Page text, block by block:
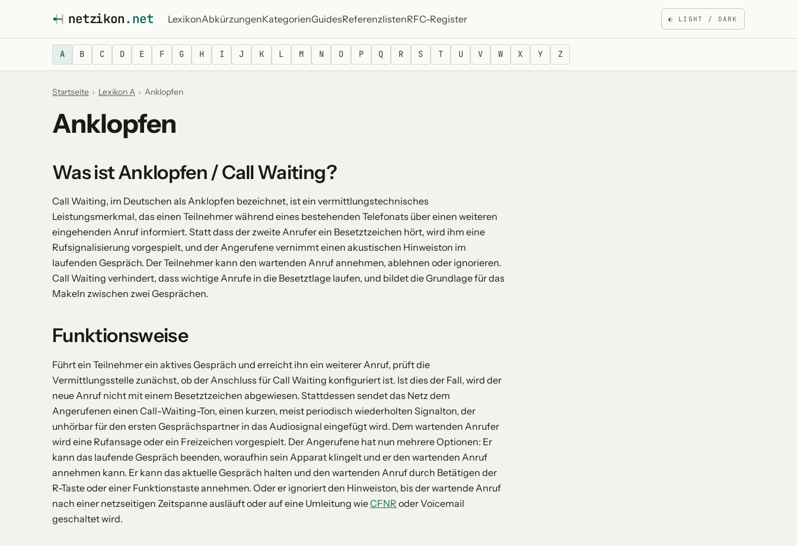
netzikon.net LexikonAbkürzungenKategorienGuidesReferenzlistenRFC-Register ◐ LIGHT / DARK
A B C D E F G H I J K L M N O P Q R S T U V W X Y Z
Startseite › Lexikon A › Anklopfen
Anklopfen
Was ist Anklopfen / Call Waiting?
Call Waiting, im Deutschen als Anklopfen bezeichnet, ist ein vermittlungstechnisches
Leistungsmerkmal, das einen Teilnehmer während eines bestehenden Telefonats über einen weiteren
eingehenden Anruf informiert. Statt dass der zweite Anrufer ein Besetztzeichen hört, wird ihm eine
Rufsignalisierung vorgespielt, und der Angerufene vernimmt einen akustischen Hinweiston im
laufenden Gespräch. Der Teilnehmer kann den wartenden Anruf annehmen, ablehnen oder ignorieren.
Call Waiting verhindert, dass wichtige Anrufe in die Besetztlage laufen, und bildet die Grundlage für das
Makeln zwischen zwei Gesprächen.
Funktionsweise
Führt ein Teilnehmer ein aktives Gespräch und erreicht ihn ein weiterer Anruf, prüft die
Vermittlungsstelle zunächst, ob der Anschluss für Call Waiting konfiguriert ist. Ist dies der Fall, wird der
neue Anruf nicht mit einem Besetztzeichen abgewiesen. Stattdessen sendet das Netz dem
Angerufenen einen Call-Waiting-Ton, einen kurzen, meist periodisch wiederholten Signalton, der
unhörbar für den ersten Gesprächspartner in das Audiosignal eingefügt wird. Dem wartenden Anrufer
wird eine Rufansage oder ein Freizeichen vorgespielt. Der Angerufene hat nun mehrere Optionen: Er
kann das laufende Gespräch beenden, woraufhin sein Apparat klingelt und er den wartenden Anruf
annehmen kann. Er kann das aktuelle Gespräch halten und den wartenden Anruf durch Betätigen der
R-Taste oder einer Funktionstaste annehmen. Oder er ignoriert den Hinweiston, bis der wartende Anruf
nach einer netzseitigen Zeitspanne ausläuft oder auf eine Umleitung wieCFNR oder Voicemail
geschaltet wird.